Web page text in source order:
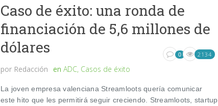
Caso de éxito: una ronda de
financiación de 5,6 millones de
dólares
por Redacción en ADC, Casos de éxito
0 2134
La joven empresa valenciana Streamloots quería comunicar
este hito que les permitirá seguir creciendo. Streamloots, startup